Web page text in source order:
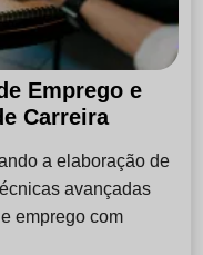
Emprego e
Carreira
a elaboração de
avançadas
emprego com